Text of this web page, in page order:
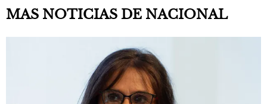
MAS NOTICIAS DE NACIONAL